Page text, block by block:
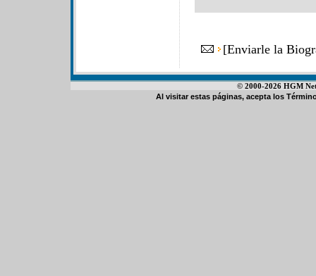
[Enviarle la
© 2000-2026 HGM
Al visitar estas páginas, acepta los